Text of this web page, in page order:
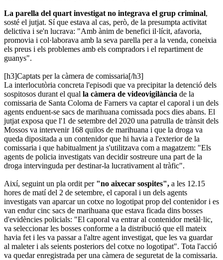
La parella del quart investigat no integrava el grup criminal,
sosté el jutjat. Sí que estava al cas, però, de la presumpta activitat
delictiva i se'n lucrava: "Amb ànim de benefici il·lícit, afavoria,
promovia i col·laborava amb la seva parella per a la venda, coneixia
els preus i els problemes amb els compradors i el repartiment de
guanys".
[h3]Captats per la càmera de comissaria[/h3]
La interlocutòria concreta l'episodi que va precipitar la detenció dels
sospitosos durant el qual la càmera de videovigilància de la
comissaria de Santa Coloma de Farners va captar el caporal i un dels
agents enduent-se sacs de marihuana comissada pocs dies abans. El
jutjat exposa que l'1 de setembre del 2020 una patrulla de trànsit dels
Mossos va intervenir 168 quilos de marihuana i que la droga va
queda dipositada a un contenidor que hi havia a l'exterior de la
comissaria i que habitualment ja s'utilitzava com a magatzem: "Els
agents de policia investigats van decidir sostreure una part de la
droga intervinguda per destinar-la lucrativament al tràfic".
Així, seguint un pla ordit per "no aixecar sospites", a les 12.15
hores de matí del 2 de setembre, el caporal i un dels agents
investigats van aparcar un cotxe no logotipat prop del contenidor i es
van endur cinc sacs de marihuana que estava ficada dins bosses
d'evidències policials: "El caporal va entrar al contenidor metàl·lic,
va seleccionar les bosses conforme a la distribució que ell mateix
havia fet i les va passar a l'altre agent investigat, que les va guardar
al maleter i als seients posteriors del cotxe no logotipat". Tota l'acció
va quedar enregistrada per una càmera de seguretat de la comissaria.